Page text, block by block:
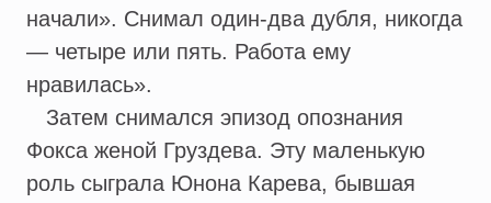
начали». Снимал один-два дубля, никогда
— четыре или пять. Работа ему
нравилась».
Затем снимался эпизод опознания
Фокса женой Груздева. Эту маленькую
роль сыграла Юнона Карева, бывшая